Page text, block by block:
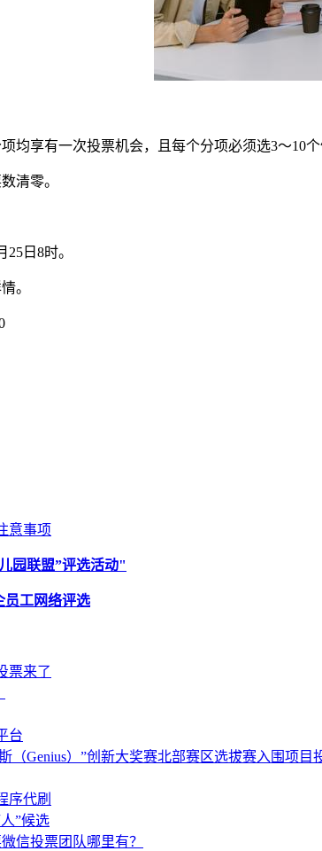
均享有一次投票机会，且每个分项必须选3～10个
清零。
日8时。
。
意事项
园联盟”评选活动"
员工网络评选
票来了
台
（Genius）”创新大奖赛北部赛区选拔赛入围项目
序代刷
”候选
信投票团队哪里有？